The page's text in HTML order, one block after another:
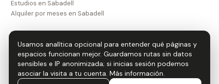
Usamos analítica opcional para entender qué páginas y
espacios funcionan mejor. Guardamos rutas sin datos
sensibles e IP anonimizada; si inicias sesión podemos
asociar la visita a tu cuenta. Más información.
Estudios en Sabadell
Alquiler por meses en Sabadell
Legal
Aviso legal
Política de privacidad
Política de cookies